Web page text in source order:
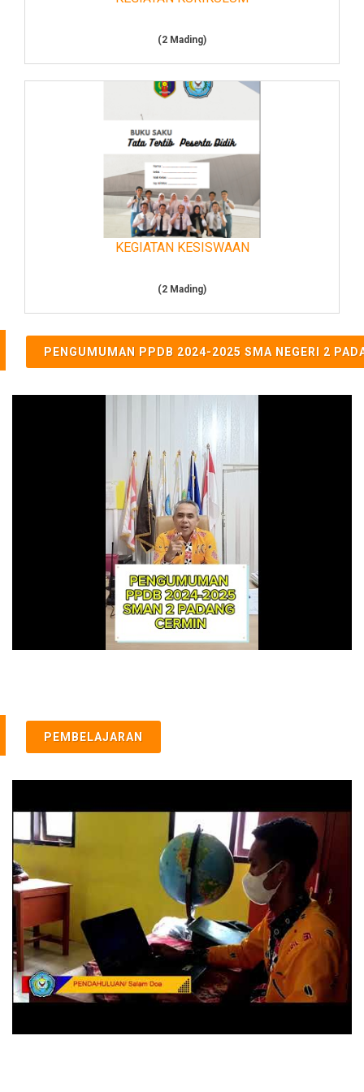
(2 Mading)
KEGIATAN KESISWAAN
(2 Mading)
PENGUMUMAN PPDB 2024-2025 SMA NEGERI 2
PEMBELAJARAN